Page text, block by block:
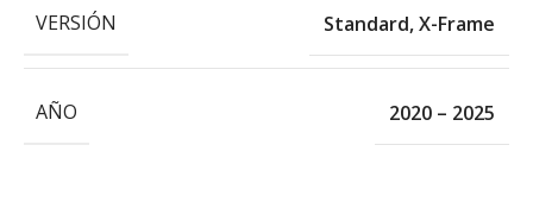
VERSIÓN Standard,X-Frame
AÑO 2020 – 2025